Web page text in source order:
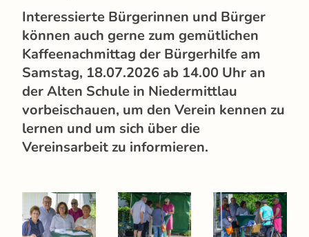
Interessierte Bürgerinnen und Bürger
können auch gerne zum gemütlichen
Kaffeenachmittag der Bürgerhilfe am
Samstag, 18.07.2026 ab 14.00 Uhr an
der Alten Schule in Niedermittlau
vorbeischauen, um den Verein kennen zu
lernen und um sich über die
Vereinsarbeit zu informieren.